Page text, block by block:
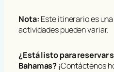
Nota: Este itinerario es
actividades pueden variar.
¿Está listo para reservar
Bahamas? ¡Contáctenos